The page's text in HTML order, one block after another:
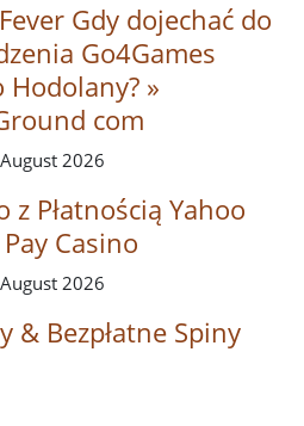
Gdy dojechać do
Go4Games
Hodolany? »
com
2026
z Płatnością Yahoo
Casino
2026
& Bezpłatne Spiny